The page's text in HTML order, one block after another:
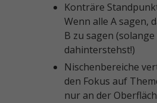
Konträre
Wenn alle A sagen,
B zu sagen (solange
dahinterstehst!)
Nischenbereiche
den Fokus auf
nur an der